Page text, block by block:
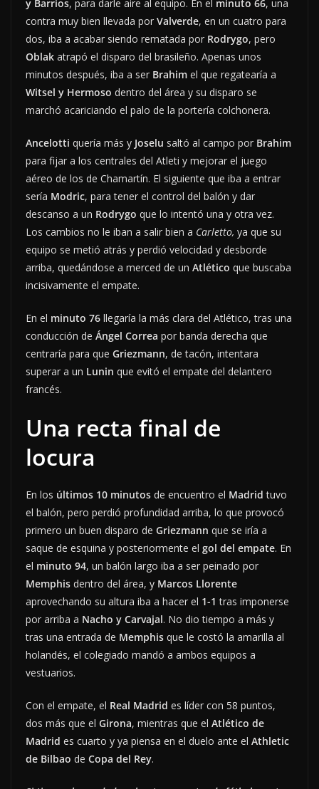
y Barrios, para darle aire al equipo. En el minuto 66, una
contra muy bien llevada por Valverde, en un cuatro para
dos, iba a acabar siendo rematada por Rodrygo, pero
Oblak atrapó el disparo del brasileño. Apenas unos
minutos después, iba a ser Brahim el que regatearía a
Witsel y Hermoso dentro del área y su disparo se
marchó acariciando el palo de la portería colchonera.
Ancelotti quería más y Joselu saltó al campo por Brahim
para fijar a los centrales del Atleti y mejorar el juego
aéreo de los de Chamartín. El siguiente que iba a entrar
sería Modric, para tener el control del balón y dar
descanso a un Rodrygo que lo intentó una y otra vez.
Los cambios no le iban a salir bien a Carletto, ya que su
equipo se metió atrás y perdió velocidad y desborde
arriba, quedándose a merced de un Atlético que buscaba
incisivamente el empate.
En el minuto 76 llegaría la más clara del Atlético, tras una
conducción de Ángel Correa por banda derecha que
centraría para que Griezmann, de tacón, intentara
superar a un Lunin que evitó el empate del delantero
francés.
Una recta final de
locura
En los últimos 10 minutos de encuentro el Madridtuvo
el balón, pero perdió profundidad arriba, lo que provocó
primero un buen disparo de Griezmann que se iría a
saque de esquina y posteriormente el gol del empate. En
el minuto 94, un balón largo iba a ser peinado por
Memphis dentro del área, y Marcos Llorente
aprovechando su altura iba a hacer el 1-1 tras imponerse
por arriba a Nacho y Carvajal. No dio tiempo a más y
tras una entrada de Memphis que le costó la amarilla al
holandés, el colegiado mandó a ambos equipos a
vestuarios.
Con el empate, el Real Madrid es líder con 58 puntos,
dos más que el Girona, mientras que el Atlético de
Madrid es cuarto y ya piensa en el duelo ante el Athletic
de Bilbao de Copa del Rey.